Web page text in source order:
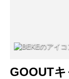
GOOUT